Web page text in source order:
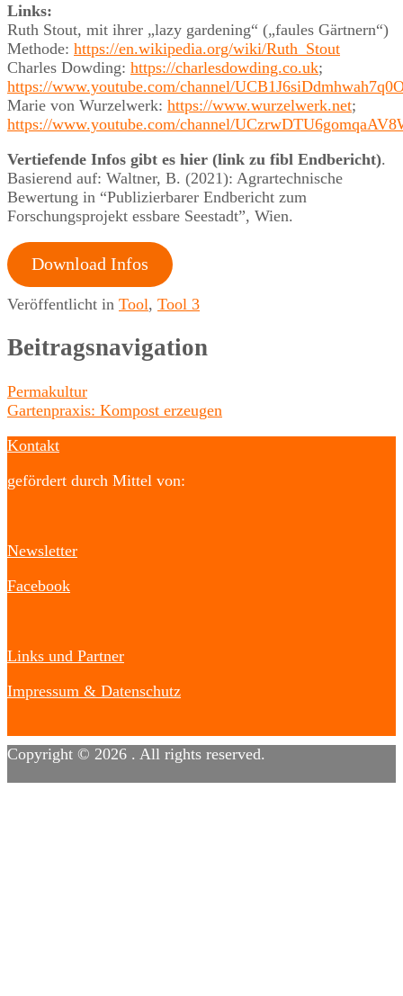
Links:
Ruth Stout, mit ihrer „lazy gardening“ („faules Gärtnern“)
Methode: https://en.wikipedia.org/wiki/Ruth_Stout
Charles Dowding: https://charlesdowding.co.uk;
https://www.youtube.com/channel/
Marie von Wurzelwerk: https://www.wurzelwerk.net;
https://www.youtube.com/channel/
Vertiefende Infos gibt es hier (link zu fibl Endbericht).
Basierend auf: Waltner, B. (2021): Agrartechnische
Bewertung in “Publizierbarer Endbericht zum
Forschungsprojekt essbare Seestadt”, Wien.
Download Infos
Veröffentlicht in Tool, Tool 3
Beitragsnavigation
Permakultur
Gartenpraxis: Kompost erzeugen
Kontakt
gefördert durch Mittel von:
Newsletter
Facebook
Links und Partner
Impressum & Datenschutz
Copyright © 2026 . All rights reserved.